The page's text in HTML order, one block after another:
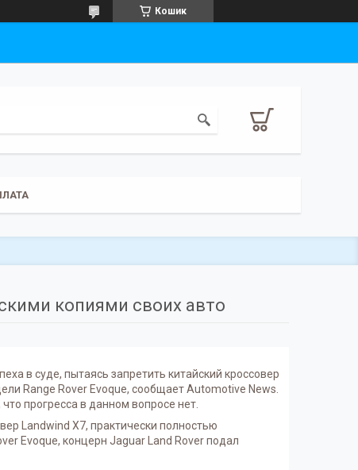
Кошик
копиями своих авто
в суде, пытаясь запретить китайский кроссовер
Range Rover Evoque, сообщает Automotive News.
прогресса в данном вопросе нет.
Landwind X7, практически полностью
Evoque, концерн Jaguar Land Rover подал